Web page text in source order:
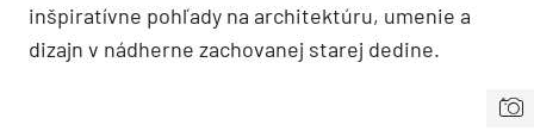
inšpiratívne pohľady na architektúru, umenie a
dizajn v nádherne zachovanej starej dedine.